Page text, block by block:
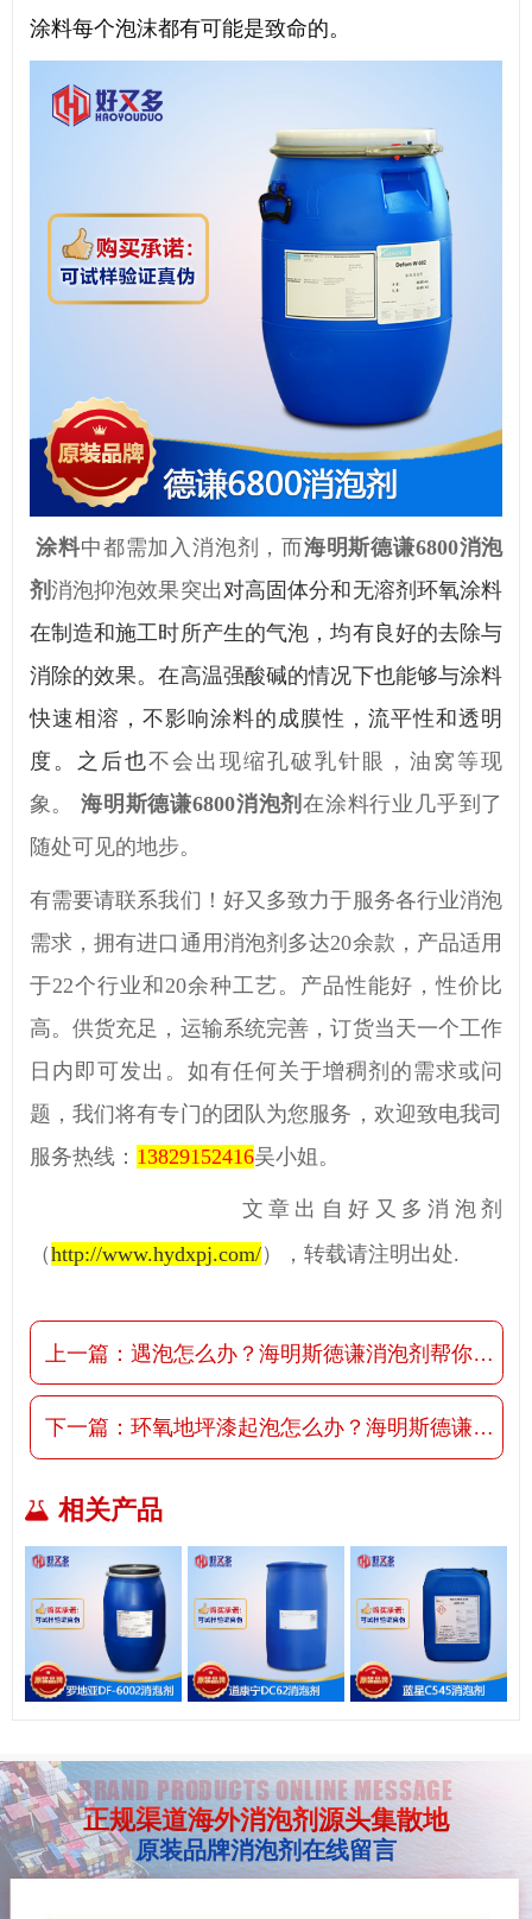
涂料每个泡沫都有可能是致命的。
涂料中都需加入消泡剂，而海明斯德谦6800消泡
剂消泡抑泡效果突出对高固体分和无溶剂环氧涂料
在制造和施工时所产生的气泡，均有良好的去除与
消除的效果。在高温强酸碱的情况下也能够与涂料
快速相溶，不影响涂料的成膜性，流平性和透明
度。之后也不会出现缩孔破乳针眼，油窝等现
象。
海明斯德谦6800消泡剂在涂料行业几乎到了
随处可见的地步。
有需要请联系我们！好又多致力于服务各行业消泡
需求，拥有进口通用消泡剂多达20余款，产品适用
于22个行业和20余种工艺。产品性能好，性价比
高。供货充足，运输系统完善，订货当天一个工作
日内即可发出。如有任何关于增稠剂的需求或问
题，我们将有专门的团队为您服务，欢迎致电我司
服务热线： 13829152416吴小姐。
文章出自好又多消泡剂
（http://www.hydxpj.com/），转载请注明出处.
上一篇： 遇泡怎么办？海明斯徳谦消泡剂帮你解决
下一篇： 环氧地坪漆起泡怎么办？海明斯德谦6800消泡剂啊
相关产品
BRAND PRODUCTS ONLINE MESSAGE
正规渠道海外消泡剂源头集散地
原装品牌消泡剂在线留言